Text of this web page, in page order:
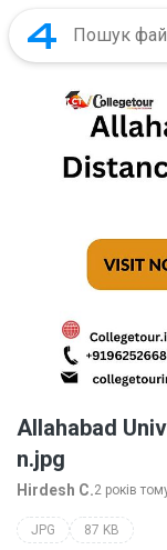
Allahabad
n.jpg
Hirdesh C.2 років
JPG 87 KB